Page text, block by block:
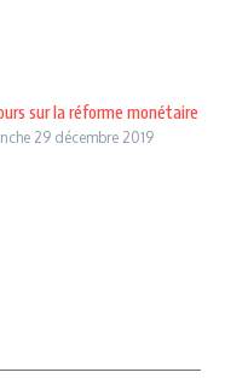
sur la réforme monétaire
29 décembre 2019